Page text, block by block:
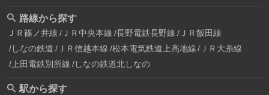
路線から探す
ＪＲ篠ノ井線 ＪＲ中央本線 長野電鉄長野線 ＪＲ飯田線
しなの鉄道 ＪＲ信越本線 松本電気鉄道上高地線
ＪＲ大糸線
上田電鉄別所線 しなの鉄道北しなの
駅から探す